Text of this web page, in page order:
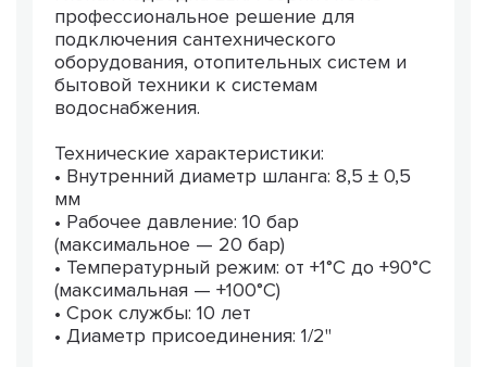
профессиональное решение для
подключения сантехнического
оборудования, отопительных систем и
бытовой техники к системам
водоснабжения.
Технические характеристики:
• Внутренний диаметр шланга: 8,5 ± 0,5
мм
• Рабочее давление: 10 бар
(максимальное — 20 бар)
• Температурный режим: от +1°C до +90°C
(максимальная — +100°C)
• Срок службы: 10 лет
• Диаметр присоединения: 1/2"